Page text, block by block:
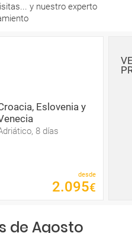
y nuestro experto
Eslovenia y
8 días
desde
2.095€
de Agosto